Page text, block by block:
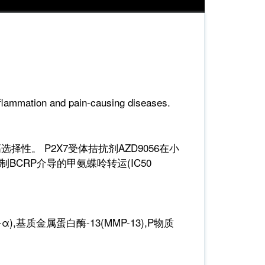
and pain-causing diseases.
择性。 P2X7受体拮抗剂AZD9056在小
BCRP介导的甲氨蝶呤转运(IC50
基质金属蛋白酶-13(MMP-13),P物质